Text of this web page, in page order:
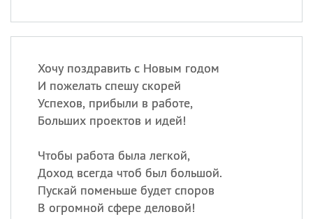
Хочу поздравить с Новым годом
И пожелать спешу скорей
Успехов, прибыли в работе,
Больших проектов и идей!
Чтобы работа была легкой,
Доход всегда чтоб был большой.
Пускай поменьше будет споров
В огромной сфере деловой!